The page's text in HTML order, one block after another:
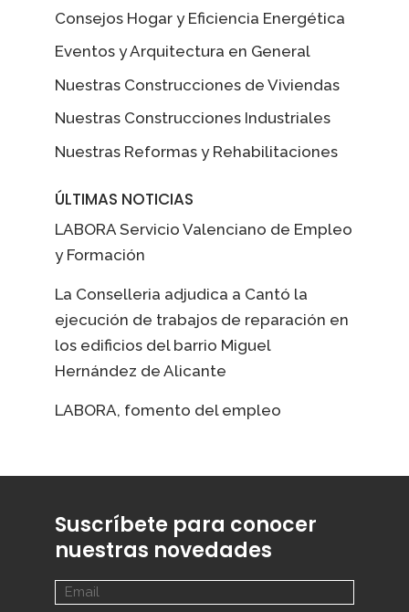
Consejos Hogar y Eficiencia Energética
Eventos y Arquitectura en General
Nuestras Construcciones de Viviendas
Nuestras Construcciones Industriales
Nuestras Reformas y Rehabilitaciones
ÚLTIMAS NOTICIAS
LABORA Servicio Valenciano de Empleo
y Formación
La Conselleria adjudica a Cantó la
ejecución de trabajos de reparación en
los edificios del barrio Miguel
Hernández de Alicante
LABORA, fomento del empleo
Suscríbete para conocer
nuestras novedades